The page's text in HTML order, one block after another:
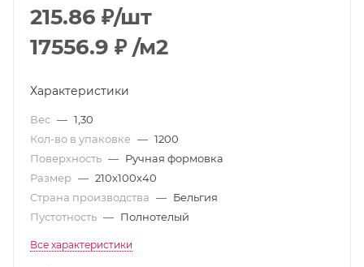
215.86 ₽/шт
17556.9 ₽ /м2
Характеристики
Вес — 1,30
Кол-во в упаковке — 1200
Поверхность — Ручная формовка
Размер — 210x100x40
Страна производства — Бельгия
Пустотность — Полнотелый
Все характеристики